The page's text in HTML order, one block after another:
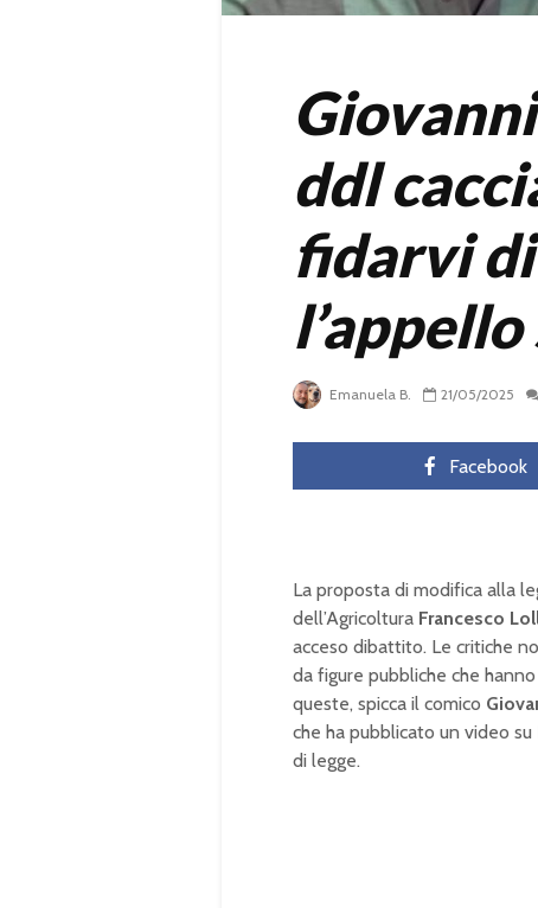
ddl
fidarvi di
Emanuela B. 21/05/2025
Facebook
La proposta di modifica alla
dell’Agricoltura Francesco
acceso dibattito. Le critiche
da figure pubbliche che
queste, spicca il comico
che ha pubblicato un video
di legge.